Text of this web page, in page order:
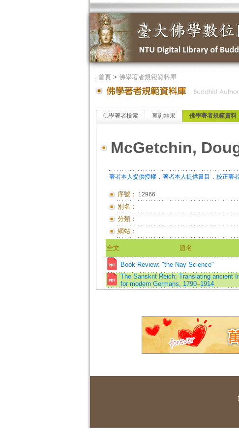
． 首頁> 佛學著者規範資料庫
佛學著者檢索 查詢結果 佛學著者規範資料
McGetchin,
著者本人提供授權． 著者本人提供書目 ． 校正著
序號： 12966
別名：
分類：
網站：
全文 題名
Book Review: "the Nay Science"
The Sanskrit Reich: Translating ancient
for modern Germans, 1790–1914